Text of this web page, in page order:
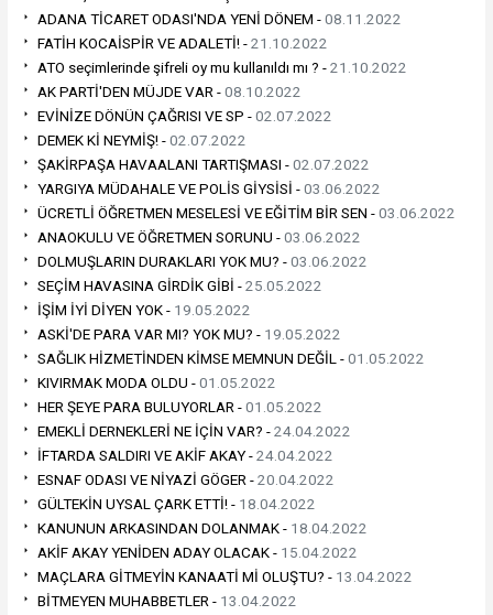
ADANA TİCARET ODASI'NDA YENİ DÖNEM -08.11.2022
FATİH KOCAİSPİR VE ADALETİ! -21.10.2022
ATO seçimlerinde şifreli oy mu kullanıldı mı ? -21.10.2022
AK PARTİ'DEN MÜJDE VAR -08.10.2022
EVİNİZE DÖNÜN ÇAĞRISI VE SP -02.07.2022
DEMEK Kİ NEYMİŞ! -02.07.2022
ŞAKİRPAŞA HAVAALANI TARTIŞMASI -02.07.2022
YARGIYA MÜDAHALE VE POLİS GİYSİSİ -03.06.2022
ÜCRETLİ ÖĞRETMEN MESELESİ VE EĞİTİM BİR SEN -03.06.2022
ANAOKULU VE ÖĞRETMEN SORUNU -03.06.2022
DOLMUŞLARIN DURAKLARI YOK MU? -03.06.2022
SEÇİM HAVASINA GİRDİK GİBİ -25.05.2022
İŞİM İYİ DİYEN YOK - 19.05.2022
ASKİ'DE PARA VAR MI? YOK MU? - 19.05.2022
SAĞLIK HİZMETİNDEN KİMSE MEMNUN DEĞİL -01.05.2022
KIVIRMAK MODA OLDU -01.05.2022
HER ŞEYE PARA BULUYORLAR -01.05.2022
EMEKLİ DERNEKLERİ NE İÇİN VAR? -24.04.2022
İFTARDA SALDIRI VE AKİF AKAY -24.04.2022
ESNAF ODASI VE NİYAZİ GÖGER -20.04.2022
GÜLTEKİN UYSAL ÇARK ETTİ! - 18.04.2022
KANUNUN ARKASINDAN DOLANMAK - 18.04.2022
AKİF AKAY YENİDEN ADAY OLACAK - 15.04.2022
MAÇLARA GİTMEYİN KANAATİ Mİ OLUŞTU? - 13.04.2022
BİTMEYEN MUHABBETLER - 13.04.2022